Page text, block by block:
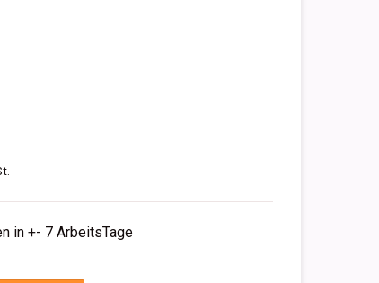
in +- 7 ArbeitsTage